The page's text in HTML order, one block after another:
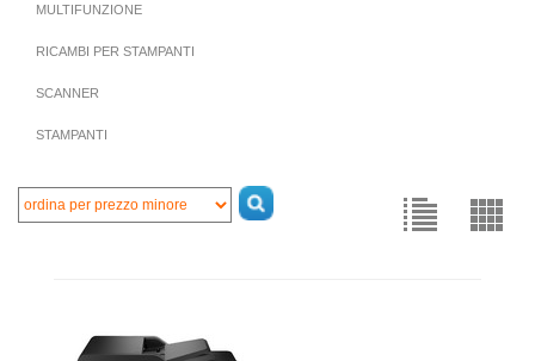
MULTIFUNZIONE
RICAMBI PER STAMPANTI
SCANNER
STAMPANTI